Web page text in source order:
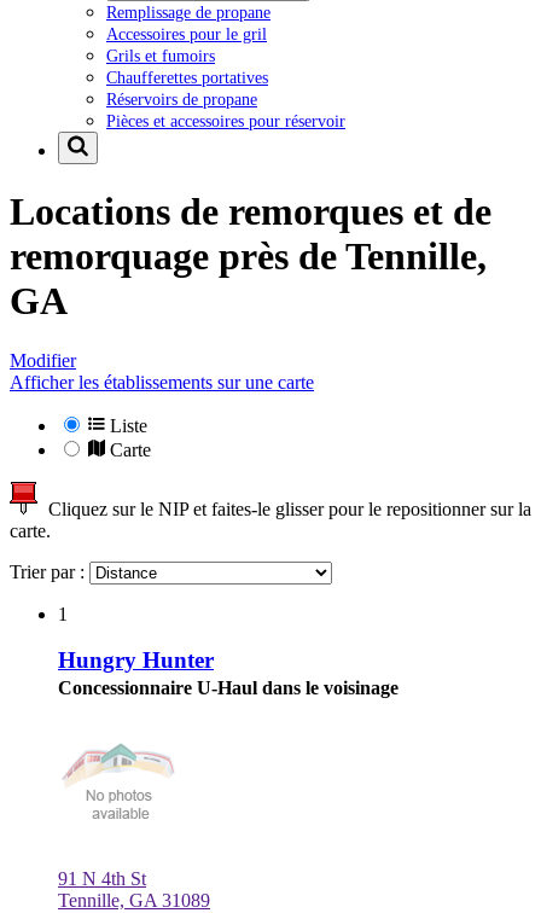
Remplissage de propane
Accessoires pour le gril
Grils et fumoirs
Chaufferettes portatives
Réservoirs de propane
Pièces et accessoires pour réservoir
Locations de remorques et de
remorquage près deTennille,
GA
Modifier
Afficher les établissements sur une carte
Liste
Carte
Cliquez sur le NIP et faites-le glisser pour le repositionner sur la
carte.
Trier par :
1
Hungry Hunter
Concessionnaire U-Haul dans le voisinage
91 N 4th St
Tennille, GA 31089